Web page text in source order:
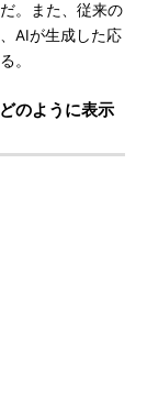
。また、従来の
AIが生成した応
。
のように表示